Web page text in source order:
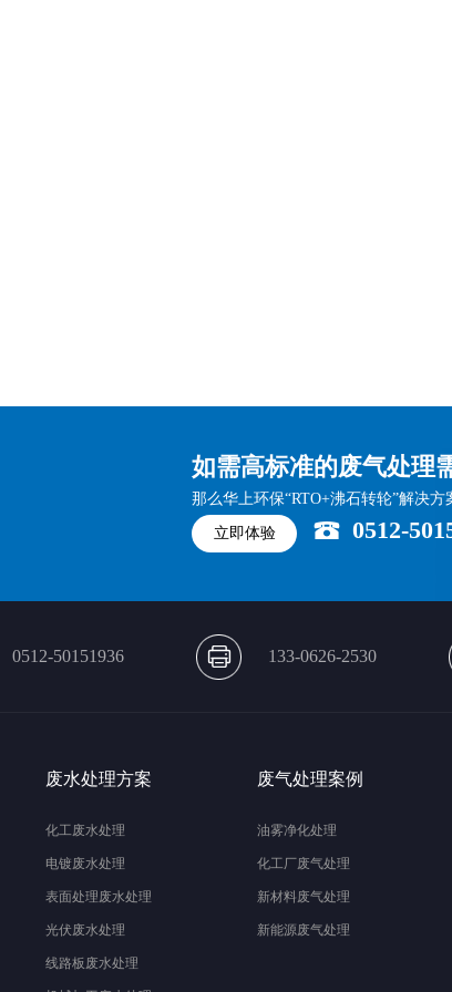
如需高标准的废气处理
那么华上环保“RTO+沸石转轮”解决方
立即体验 0512-
0512-50151936 133-0626-2530
废水处理方案
化工废水处理
电镀废水处理
表面处理废水处理
光伏废水处理
线路板废水处理
废气处理案例
油雾净化处理
化工厂废气处理
新材料废气处理
新能源废气处理